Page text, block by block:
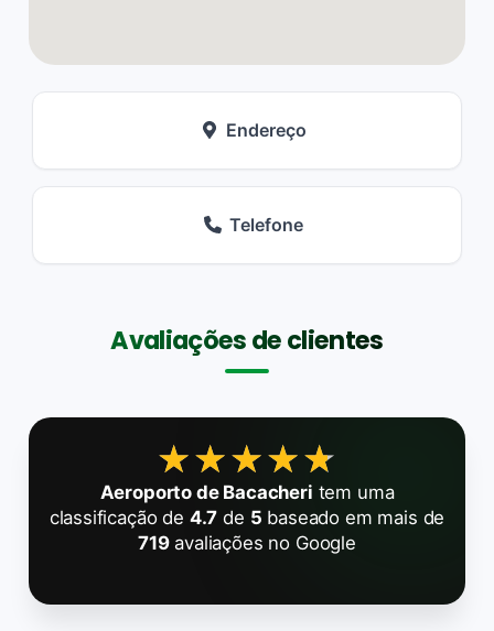
Endereço
Telefone
Avaliações de clientes
★★★★★
★★★★★
Aeroporto de Bacacheri tem uma
classificação de 4.7 de 5 baseado em mais de
719avaliações no Google